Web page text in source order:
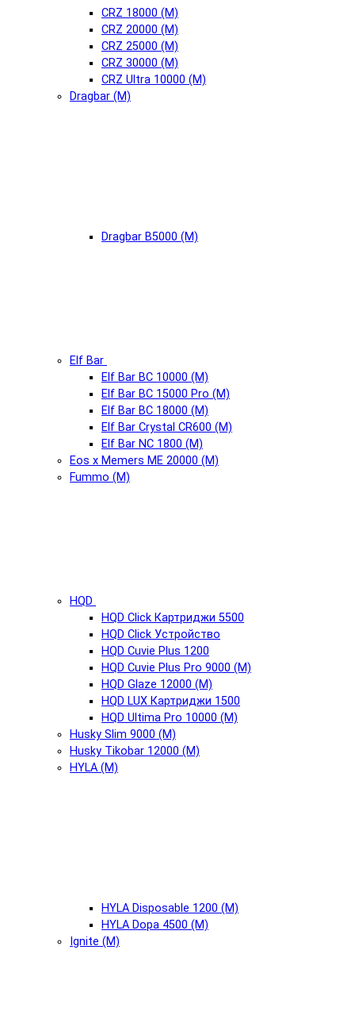
CRZ 18000 (М)
CRZ 20000 (М)
CRZ 25000 (М)
CRZ 30000 (М)
CRZ Ultra 10000 (М)
Dragbar (М)
Dragbar B5000 (М)
Elf Bar
Elf Bar BC 10000 (М)
Elf Bar BC 15000 Pro (М)
Elf Bar BC 18000 (М)
Elf Bar Crystal CR600 (М)
Elf Bar NC 1800 (М)
Eos x Memers ME 20000 (М)
Fummo (М)
HQD
HQD Click Картриджи 5500
HQD Click Устройство
HQD Cuvie Plus 1200
HQD Cuvie Plus Pro 9000 (М)
HQD Glaze 12000 (М)
HQD LUX Картриджи 1500
HQD Ultima Pro 10000 (М)
Husky Slim 9000 (М)
Husky Tikobar 12000 (М)
HYLA (М)
HYLA Disposable 1200 (М)
HYLA Dopa 4500 (М)
Ignite (М)